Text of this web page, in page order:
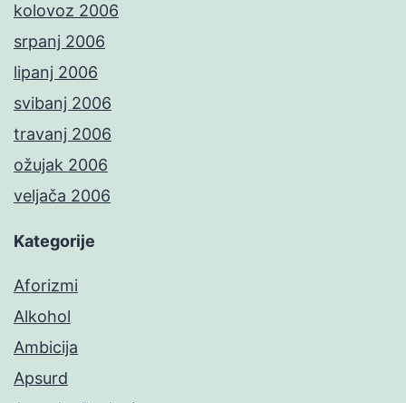
kolovoz 2006
srpanj 2006
lipanj 2006
svibanj 2006
travanj 2006
ožujak 2006
veljača 2006
Kategorije
Aforizmi
Alkohol
Ambicija
Apsurd